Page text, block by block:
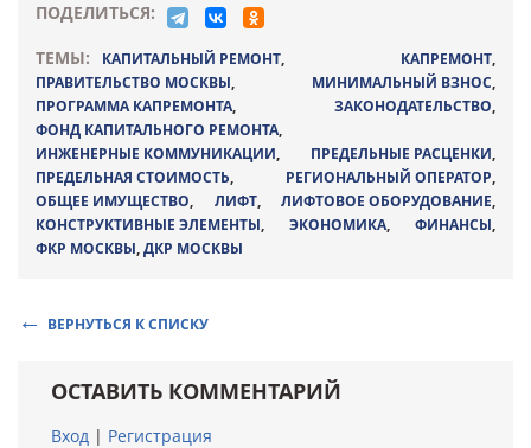
ПОДЕЛИТЬСЯ:
ТЕМЫ:
КАПИТАЛЬНЫЙ РЕМОНТ, КАПРЕМОНТ,
ПРАВИТЕЛЬСТВО МОСКВЫ, МИНИМАЛЬНЫЙ ВЗНОС,
ПРОГРАММА КАПРЕМОНТА, ЗАКОНОДАТЕЛЬСТВО,
ФОНД КАПИТАЛЬНОГО РЕМОНТА,
ИНЖЕНЕРНЫЕ КОММУНИКАЦИИ, ПРЕДЕЛЬНЫЕ РАСЦЕНКИ,
ПРЕДЕЛЬНАЯ СТОИМОСТЬ, РЕГИОНАЛЬНЫЙ ОПЕРАТОР,
ОБЩЕЕ ИМУЩЕСТВО, ЛИФТ, ЛИФТОВОЕ ОБОРУДОВАНИЕ,
КОНСТРУКТИВНЫЕ ЭЛЕМЕНТЫ, ЭКОНОМИКА, ФИНАНСЫ,
ФКР МОСКВЫ,ДКР МОСКВЫ
ВЕРНУТЬСЯ К СПИСКУ
ОСТАВИТЬ КОММЕНТАРИЙ
Вход | Регистрация